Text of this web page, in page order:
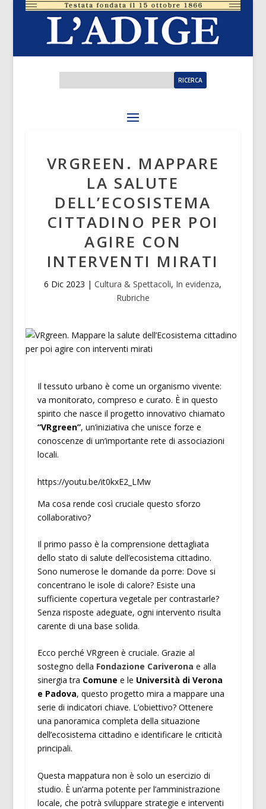
VRGREEN. MAPPARE
LA SALUTE
DELL’ECOSISTEMA
CITTADINO PER POI
AGIRE CON
INTERVENTI MIRATI
6 Dic 2023 |Cultura & Spettacoli, In evidenza,
Rubriche
Il tessuto urbano è come un organismo vivente:
va monitorato, compreso e curato. È in questo
spirito che nasce il progetto innovativo chiamato
“VRgreen”, un’iniziativa che unisce forze e
conoscenze di un’importante rete di associazioni
locali.
https://youtu.be/it0kxE2_LMw
Ma cosa rende così cruciale questo sforzo
collaborativo?
Il primo passo è la comprensione dettagliata
dello stato di salute dell’ecosistema cittadino.
Sono numerose le domande da porre: Dove si
concentrano le isole di calore? Esiste una
sufficiente copertura vegetale per contrastarle?
Senza risposte adeguate, ogni intervento risulta
carente di una base solida.
Ecco perché VRgreen è cruciale. Grazie al
sostegno della Fondazione Cariverona e alla
sinergia tra Comune e le Università di Verona
e Padova, questo progetto mira a mappare una
serie di indicatori chiave. L’obiettivo? Ottenere
una panoramica completa della situazione
dell’ecosistema cittadino e identificare le criticità
principali.
Questa mappatura non è solo un esercizio di
studio. È un’arma potente per l’amministrazione
locale, che potrà sviluppare strategie e interventi